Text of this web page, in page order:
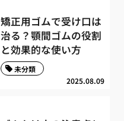
矯正用ゴムで受け口は
治る？顎間ゴムの役割
と効果的な使い方
2025.08.09
未分類